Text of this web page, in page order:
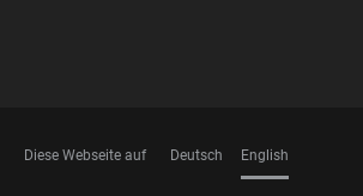
Diese Webseite auf Deutsch English